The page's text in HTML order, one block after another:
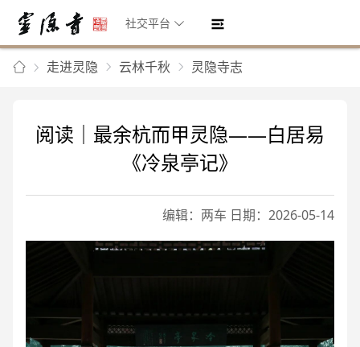
社交平台
走进灵隐 云林千秋 灵隐寺志
阅读｜最余杭而甲灵隐——白居易
《冷泉亭记》
编辑：两车 日期：2026-05-14